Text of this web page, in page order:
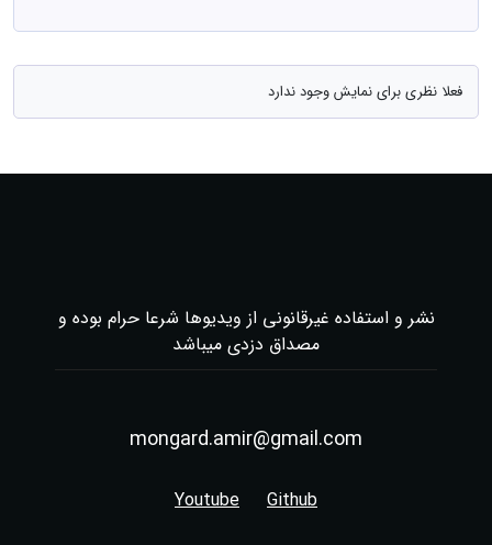
فعلا نظری برای نمایش وجود ندارد
نشر و استفاده غیرقانونی از ویدیوها شرعا حرام بوده و
مصداق دزدی میباشد
mongard.amir@gmail.com
Github
Youtube